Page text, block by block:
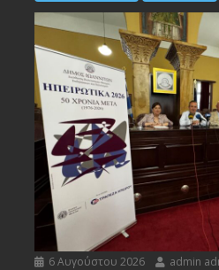
6 Αυγούστου 2026 admin